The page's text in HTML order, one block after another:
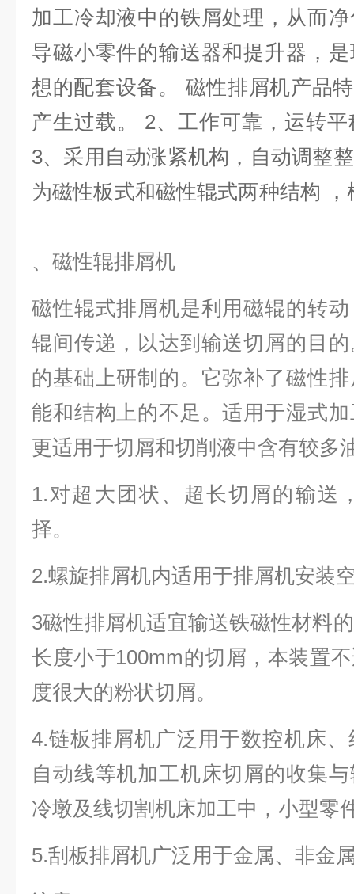
加工冷却液中的铁屑处理，从而
导磁小零件的输送器和提升器，
想的配套设备。 磁性排屑机产品
产生过载。 2、工作可靠，运转
3、采用自动涨紧机构，自动调整
为磁性板式和磁性辊式两种结构
、磁性辊排屑机
磁性辊式排屑机是利用磁辊的转
辊间传递，以达到输送切屑的目
的基础上研制的。它弥补了磁性
能和结构上的不足。适用于湿式
更适用于切屑和切削液中含有较多
1.对超大团状、超长切屑的输送
择。
2.螺旋排屑机内适用于排屑机安装
3磁性排屑机适宜输送铁磁性材料
长度小于100mm的切屑，本装置
度很大的粉状切屑。
4.链板排屑机广泛用于数控机床
自动线等机加工机床切屑的收集
冷墩及线切割机床加工中，小型零
5.刮板排屑机广泛用于金属、非金